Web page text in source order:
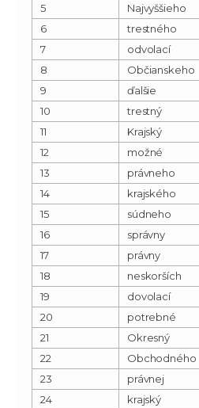
5
Najvyššieho
6
trestného
7
odvolací
8
Občianskeho
9
ďalšie
10
trestný
11
Krajský
12
možné
13
právneho
14
krajského
15
súdneho
16
správny
17
právny
18
neskorších
19
dovolací
20
potrebné
21
Okresný
22
Obchodného
23
právnej
24
krajský